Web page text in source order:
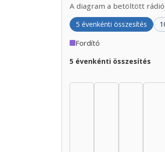
A diagram a betöltött
5 évenkénti összesítés
Fordító
5 évenkénti összesítés